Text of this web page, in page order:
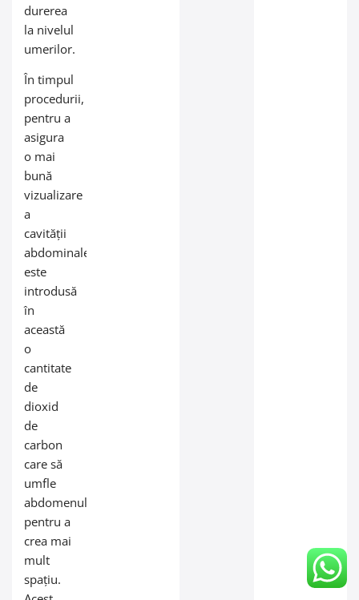
durerea
la nivelul
umerilor.
În timpul
procedurii,
pentru a
asigura
o mai
bună
vizualizare
a
cavității
abdominale
este
introdusă
în
această
o
cantitate
de
dioxid
de
carbon
care să
umfle
abdomenul
pentru a
crea mai
mult
spațiu.